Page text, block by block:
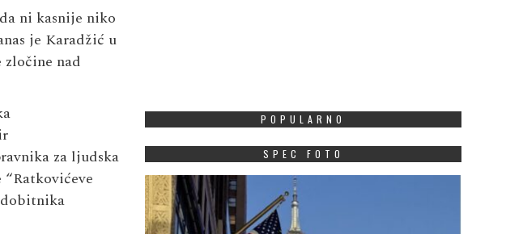
ni kasnije niko
je Karadžić u
zločine nad
za ljudska
POPULARNO
SPEC FOTO